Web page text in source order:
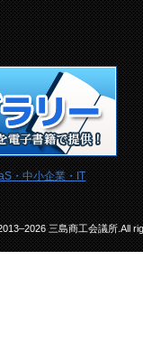
三島商工会議所.All